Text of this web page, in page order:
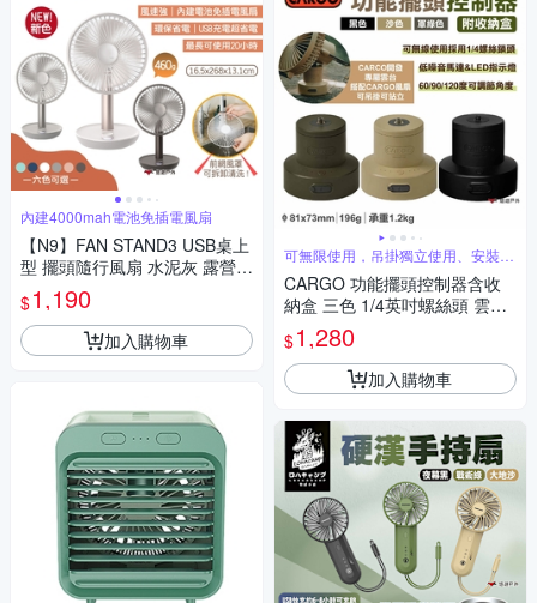
內建4000mah電池免插電風扇
【N9】FAN STAND3 USB桌上
型 擺頭隨行風扇 水泥灰 露營
悠遊戶外
$1,190
加入購物車
可無限使用，吊掛獨立使用、安裝三
腳架使用
CARGO 功能擺頭控制器含收
納盒 三色 1/4英吋螺絲頭 雲台
腳架連接 露營 悠遊戶外
$1,280
加入購物車